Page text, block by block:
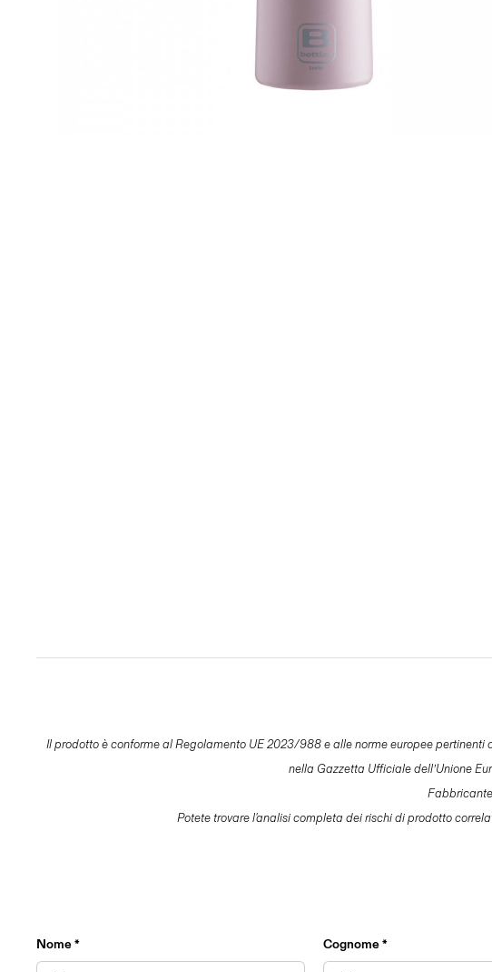
Il prodotto è conforme al Regolamento UE 2023/988 e alle norme europee
nella Gazzetta Ufficiale dell’Unione
Potete trovare l'analisi completa dei rischi di prodotto
Nome * Cognome *